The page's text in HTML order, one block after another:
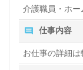
く＊
LINE、メール
わせ/ご相談可
渉など完全無
介護職員・ホー
仕事内容
お仕事の詳細